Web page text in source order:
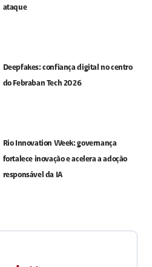
ataque
Deepfakes: confiança digital no centro
do Febraban Tech 2026
Rio Innovation Week: governança
fortalece inovação e acelera a adoção
responsável da IA